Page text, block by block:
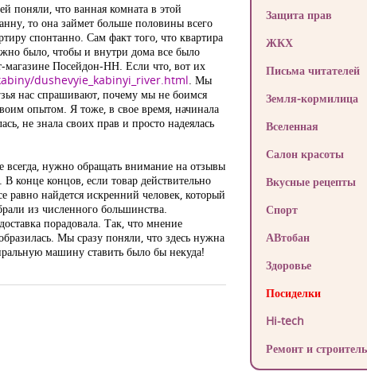
поняли, что ванная комната в этой
то она займет больше половины всего
спонтанно. Сам факт того, что квартира
было, чтобы и внутри дома все было
Посейдон-НН. Если что, вот их
dushevyie_kabinyi_river.html. Мы
нас спрашивают, почему мы не боимся
опытом. Я тоже, в свое время, начинала
не знала своих прав и просто надеялась
всегда, нужно обращать внимание на отзывы
конце концов, если товар действительно
равно найдется искренний человек, который
из численного большинства.
порадовала. Так, что мнение
Мы сразу поняли, что здесь нужна
машину ставить было бы некуда!
Защита прав
ЖКХ
Письма читателей
Земля-кормилица
Вселенная
Салон красоты
Вкусные рецепты
Спорт
АВтобан
Здоровье
Посиделки
Hi-tech
Ремонт и